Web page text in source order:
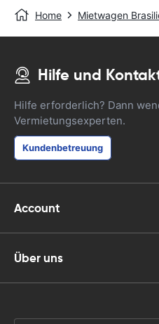
Home Mietwagen
Hilfe und
Hilfe erforderlich? Dann
Vermietungsexperten.
Kundenbetreuung
Account
Über uns